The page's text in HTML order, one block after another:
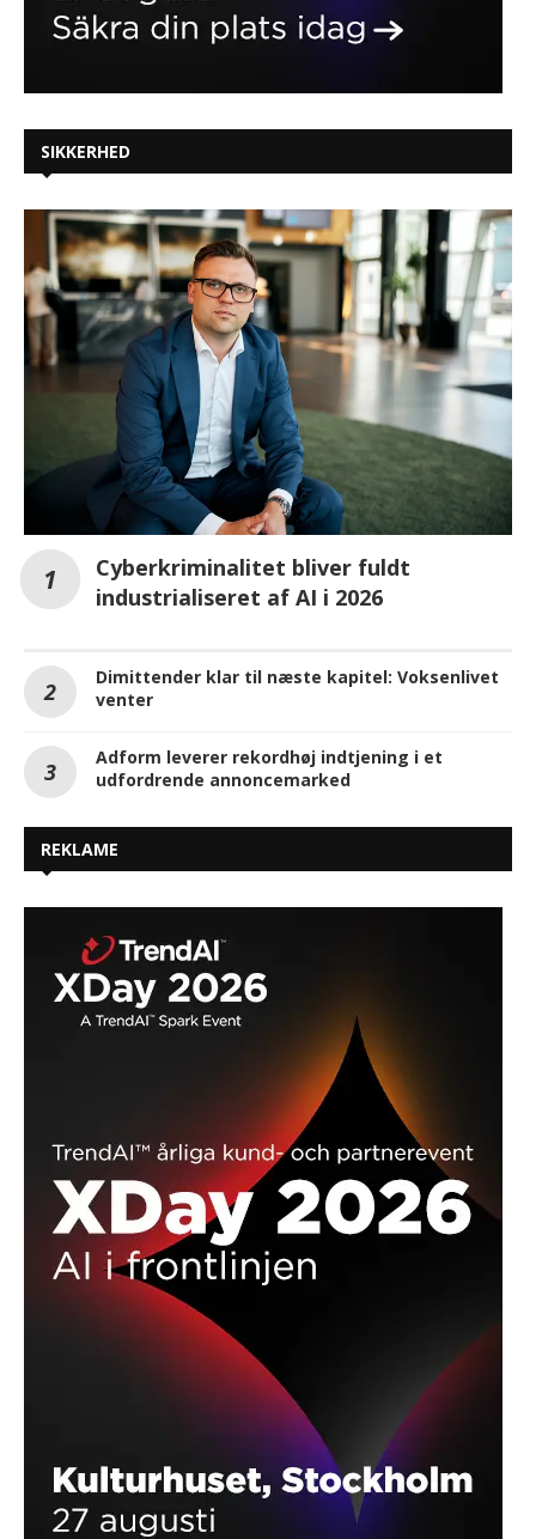
SIKKERHED
Cyberkriminalitet bliver fuldt
industrialiseret af AI i 2026
Dimittender klar til næste kapitel: Voksenlivet
venter
Adform leverer rekordhøj indtjening i et
udfordrende annoncemarked
REKLAME